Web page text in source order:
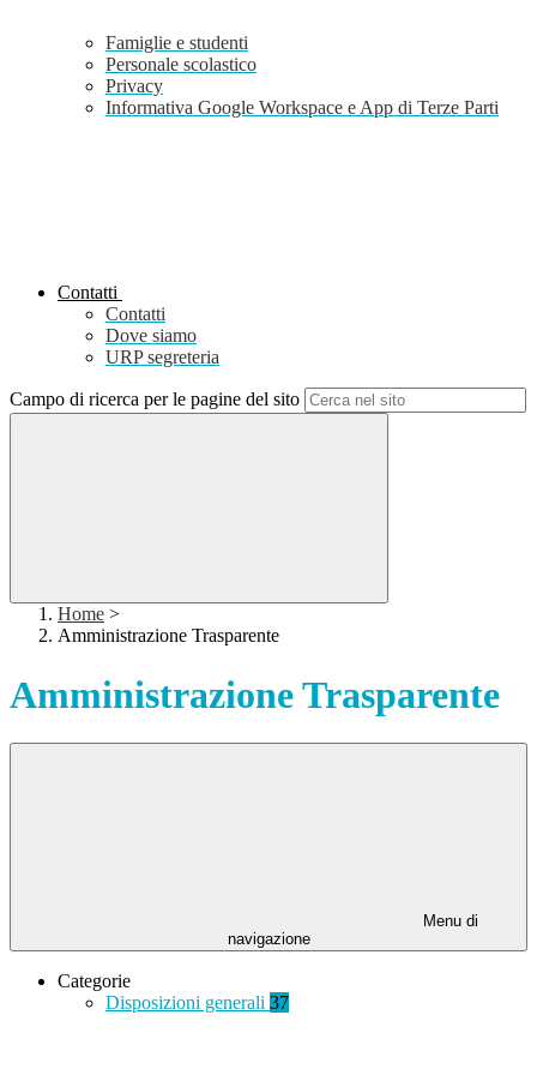
Famiglie e studenti
Personale scolastico
Privacy
Informativa Google Workspace e App di Terze Parti
Contatti
Contatti
Dove siamo
URP segreteria
Campo di ricerca per le pagine del sito
Home >
Amministrazione Trasparente
Amministrazione Trasparente
Menu di
navigazione
Categorie
Disposizioni generali 37